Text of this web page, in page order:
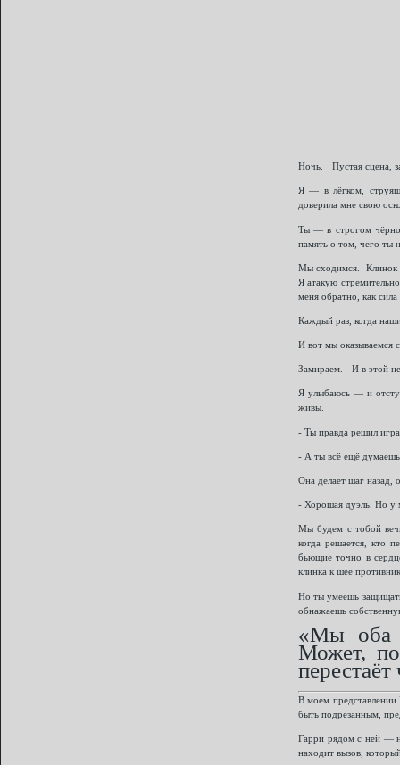
Ночь. Пустая сцена,
Я — в лёгком,
доверила мне свою
Ты — в строгом
память о том, чего ты
Мы сходимся. Клинок
Я атакую
меня обратно, как сила
Каждый раз, когда
И вот мы оказываемся
Замираем. И в этой
Я улыбаюсь — и
живы.
- Ты правда решил
- А ты всё ещё
Она делает шаг
- Хорошая дуэль. Но у
Мы будем с тобой
когда решается, кто
бьющие точно в
клинка к шее
Но ты умеешь
обнажаешь
«Мы оба
Может,
перестаёт
В моем
быть подрезанным,
Гарри рядом с ней —
находит вызов,